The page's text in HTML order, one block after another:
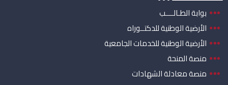
بوابة الطـالــــب
الأرضية الوطنية للدكتــوراه
الأرضية الوطنية للخدمات الجامعية
منصة المنحة
منصة معادلة الشهادات